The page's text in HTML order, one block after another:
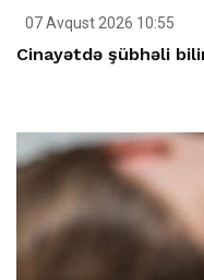
07 Avqust 2026 10:55
Cinayətdə şübhəli